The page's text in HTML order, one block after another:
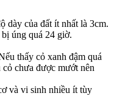
dày của đất ít nhất là 3cm.
úng quá 24 giờ.
thấy cỏ xanh đậm quá
chưa được mướt nên
và vi sinh nhiều ít tùy